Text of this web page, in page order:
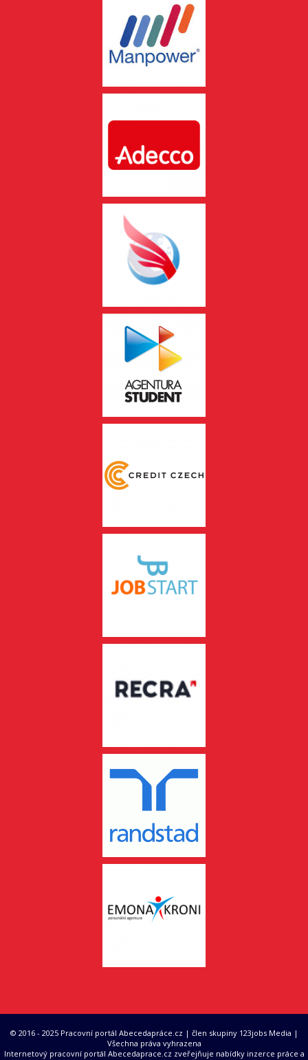
© 2016 - 2025 Pracovní portál Abecedapráce.cz | člen skupiny 123jobs Media |
Všechna práva vyhrazena
Internetový pracovní portál Abecedaprace.cz zveřejňuje nabídky inzerce práce a